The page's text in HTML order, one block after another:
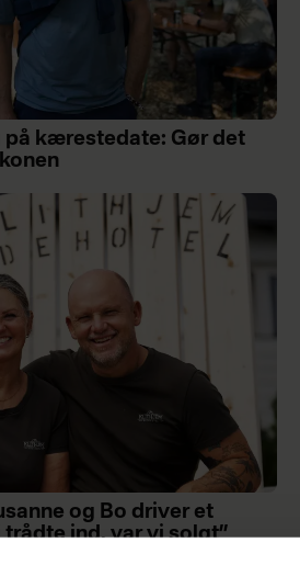
på kærestedate: Gør det
og Bo driver et
trådte ind, var vi solgt”